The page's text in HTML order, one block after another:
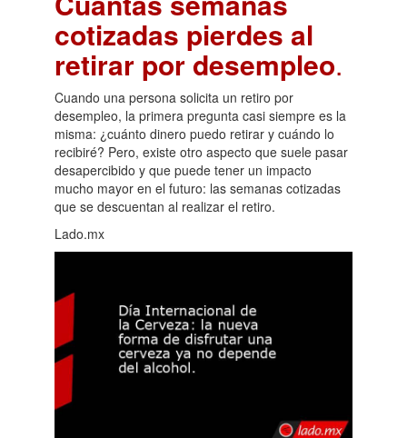
cotizadas pierdes al
retirar por desempleo.
Cuando una persona solicita un retiro por
desempleo, la primera pregunta casi siempre es la
misma: ¿cuánto dinero puedo retirar y cuándo lo
recibiré? Pero, existe otro aspecto que suele pasar
desapercibido y que puede tener un impacto
mucho mayor en el futuro: las semanas cotizadas
que se descuentan al realizar el retiro.
Lado.mx